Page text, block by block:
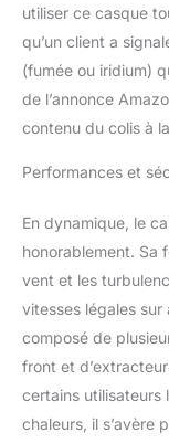
utiliser ce casque
qu’un client a
(fumée ou iridium)
de l’annonce
contenu du colis à
Performances et
En dynamique, le
honorablement. Sa
vent et les
vitesses légales sur
composé de
front et
certains utilisateurs
chaleurs, il s’avère